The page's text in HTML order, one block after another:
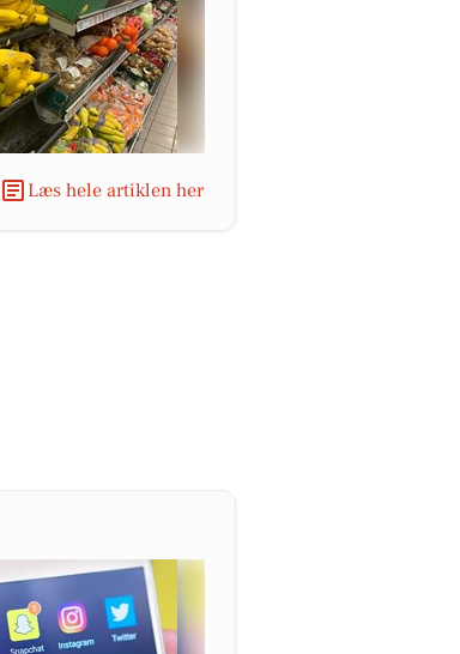
Læs hele artiklen her